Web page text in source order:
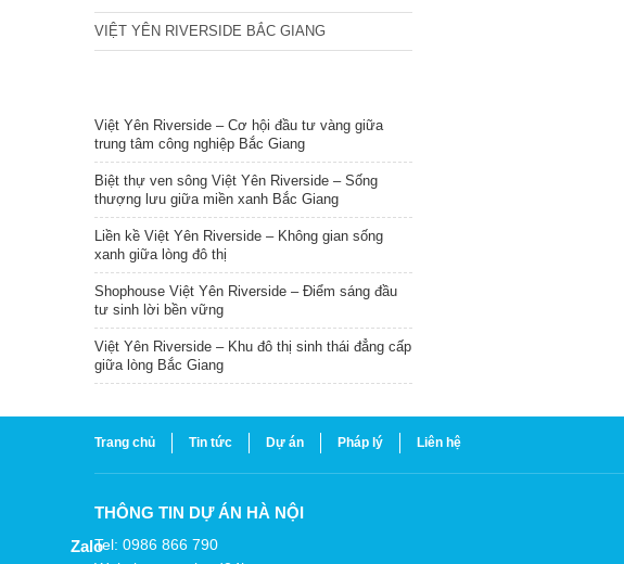
VIỆT YÊN RIVERSIDE BẮC GIANG
Việt Yên Riverside – Cơ hội đầu tư vàng giữa
trung tâm công nghiệp Bắc Giang
Biệt thự ven sông Việt Yên Riverside – Sống
thượng lưu giữa miền xanh Bắc Giang
Liền kề Việt Yên Riverside – Không gian sống
xanh giữa lòng đô thị
Shophouse Việt Yên Riverside – Điểm sáng đầu
tư sinh lời bền vững
Việt Yên Riverside – Khu đô thị sinh thái đẳng cấp
giữa lòng Bắc Giang
Trang chủ Tin tức Dự án Pháp lý Liên hệ
THÔNG TIN DỰ ÁN HÀ NỘI
Tel: 0986 866 790
Zalo